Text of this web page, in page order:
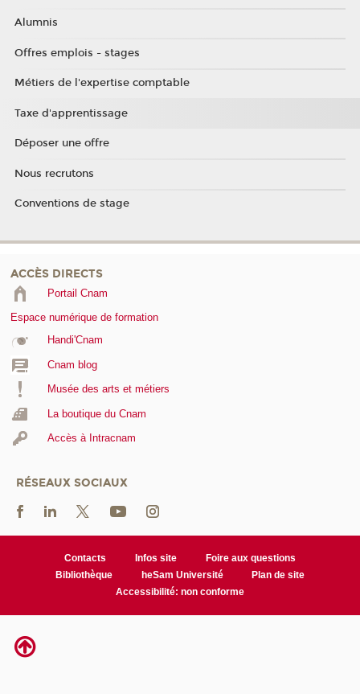
Alumnis
Offres emplois - stages
Métiers de l'expertise comptable
Taxe d'apprentissage
Déposer une offre
Nous recrutons
Conventions de stage
ACCÈS DIRECTS
Portail Cnam
Espace numérique de formation
Handi'Cnam
Cnam blog
Musée des arts et métiers
La boutique du Cnam
Accès à Intracnam
RÉSEAUX SOCIAUX
Contacts Infos site
Foire aux questions
Bibliothèque
heSam Université
Plan de site
Accessibilité: non conforme